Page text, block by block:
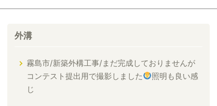
外溝
霧島市/新築外構工事/まだ完成しておりませんが
コンテスト提出用で撮影しました
照明も良い感
じ